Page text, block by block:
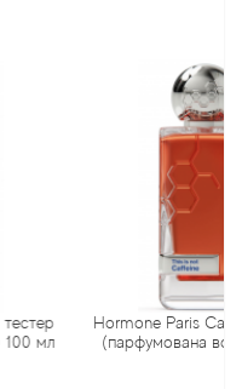
Hormone Paris Caffeine
(парфумована вода) 100